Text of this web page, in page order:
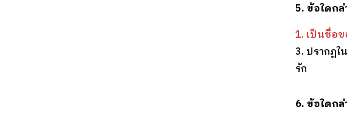
5. ข้อใดกล่
1. เป็นชื่อ
3. ปรากฏ
รัก
6. ข้อใดก